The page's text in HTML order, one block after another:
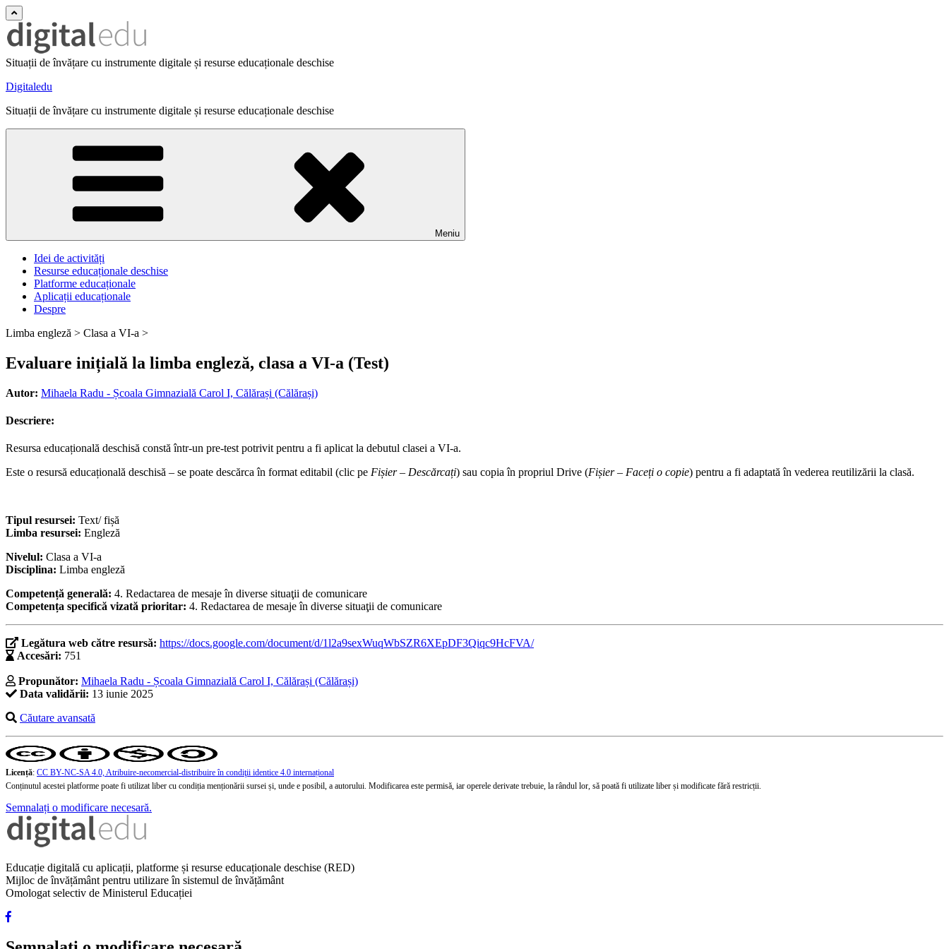
Situații de învățare cu instrumente digitale și resurse educaționale deschise
Digitaledu
Situații de învățare cu instrumente digitale și resurse educaționale deschise
Meniu
Idei de activități
Resurse educaționale deschise
Platforme educaționale
Aplicații educaționale
Despre
Limba engleză > Clasa a VI-a >
Evaluare inițială la limba engleză, clasa a VI-a (Test)
Autor: Mihaela Radu - Școala Gimnazială Carol I, Călărași (Călărași)
Descriere:
Resursa educațională deschisă constă într-un pre-test potrivit pentru a fi aplicat la debutul clasei a VI-a.
Este o resursă educațională deschisă – se poate descărca în format editabil (clic pe Fișier – Descărcați) sau copia în propriul Drive (Fișier – Faceți o copie) pentru a fi adaptată în vederea reutilizării la clasă.
Tipul resursei: Text/ fișă
Limba resursei: Engleză
Nivelul: Clasa a VI-a
Disciplina: Limba engleză
Competență generală: 4. Redactarea de mesaje în diverse situaţii de comunicare
Competența specifică vizată prioritar: 4. Redactarea de mesaje în diverse situaţii de comunicare
Legătura web către resursă: https://docs.google.com/document/d/1l2a9sexWuqWbSZR6XEpDF3Qiqc9HcFVA/
Accesări: 751
Propunător: Mihaela Radu - Școala Gimnazială Carol I, Călărași (Călărași)
Data validării: 13 iunie 2025
Căutare avansată
Licență: CC BY-NC-SA 4.0, Atribuire-necomercial-distribuire în condiţii identice 4.0 internațional
Conținutul acestei platforme poate fi utilizat liber cu condiția menționării sursei și, unde e posibil, a autorului. Modificarea este permisă, iar operele derivate trebuie, la rândul lor, să poată fi utilizate liber și modificate fără restricții.
Semnalați o modificare necesară.
Educație digitală cu aplicații, platforme și resurse educaționale deschise (RED)
Mijloc de învățământ pentru utilizare în sistemul de învățământ
Omologat selectiv de Ministerul Educației